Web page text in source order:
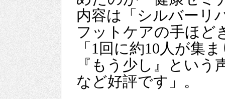
内容は「シルバーリ
フットケアの手ほど
「1回に約10人が集
『もう少し』とい
など好評です」。